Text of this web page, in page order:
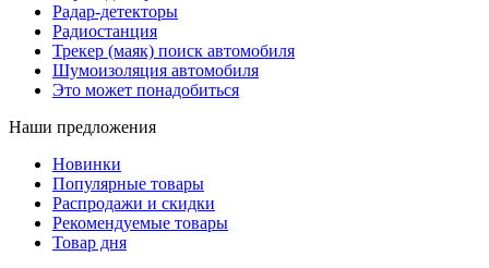
Радар-детекторы
Радиостанция
Трекер (маяк) поиск автомобиля
Шумоизоляция автомобиля
Это может понадобиться
Наши предложения
Новинки
Популярные товары
Распродажи и скидки
Рекомендуемые товары
Товар дня